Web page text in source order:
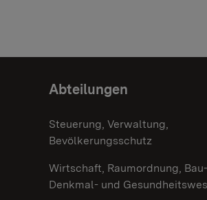
Abteilungen
Steuerung, Verwaltung,
Bevölkerungsschutz
Wirtschaft, Raumordnung, Bau-,
Denkmal- und